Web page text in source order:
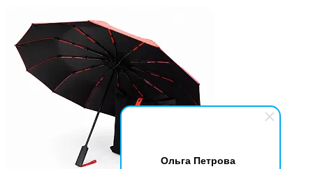
Ольга Петрова